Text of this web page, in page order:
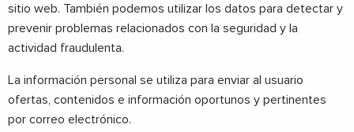
sitio web. También podemos utilizar los datos para detectar y
prevenir problemas relacionados con la seguridad y la
actividad fraudulenta.
La información personal se utiliza para enviar al usuario
ofertas, contenidos e información oportunos y pertinentes
por correo electrónico.